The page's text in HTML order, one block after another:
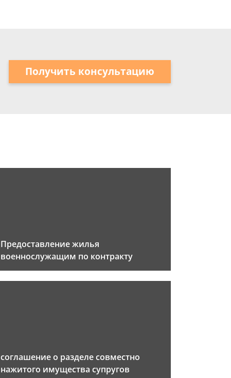
Получить консультацию
Предоставление жилья
военнослужащим по контракту
соглашение о разделе совместно
нажитого имущества супругов